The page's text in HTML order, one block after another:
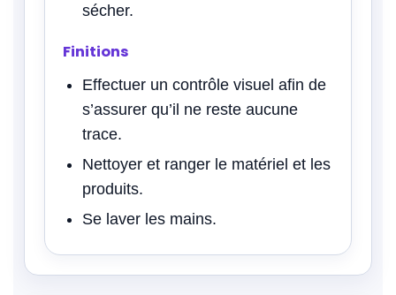
sécher.
Finitions
Effectuer un contrôle visuel afin de
s’assurer qu’il ne reste aucune
trace.
Nettoyer et ranger le matériel et les
produits.
Se laver les mains.